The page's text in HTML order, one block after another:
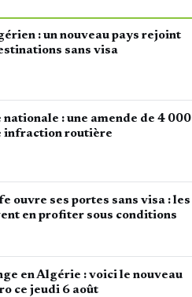
: un nouveau pays rejoint
sans visa
: une amende de 4 000
infraction routière
ouvre ses portes sans visa : les
en profiter sous conditions
en Algérie : voici le nouveau
ce jeudi 6 août